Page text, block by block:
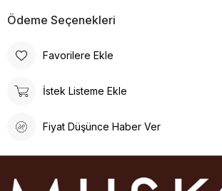
Ödeme Seçenekleri
Favorilere Ekle
İstek Listeme Ekle
Fiyat Düşünce Haber Ver